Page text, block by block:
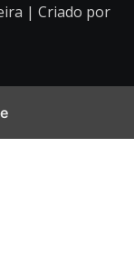
| Criado por